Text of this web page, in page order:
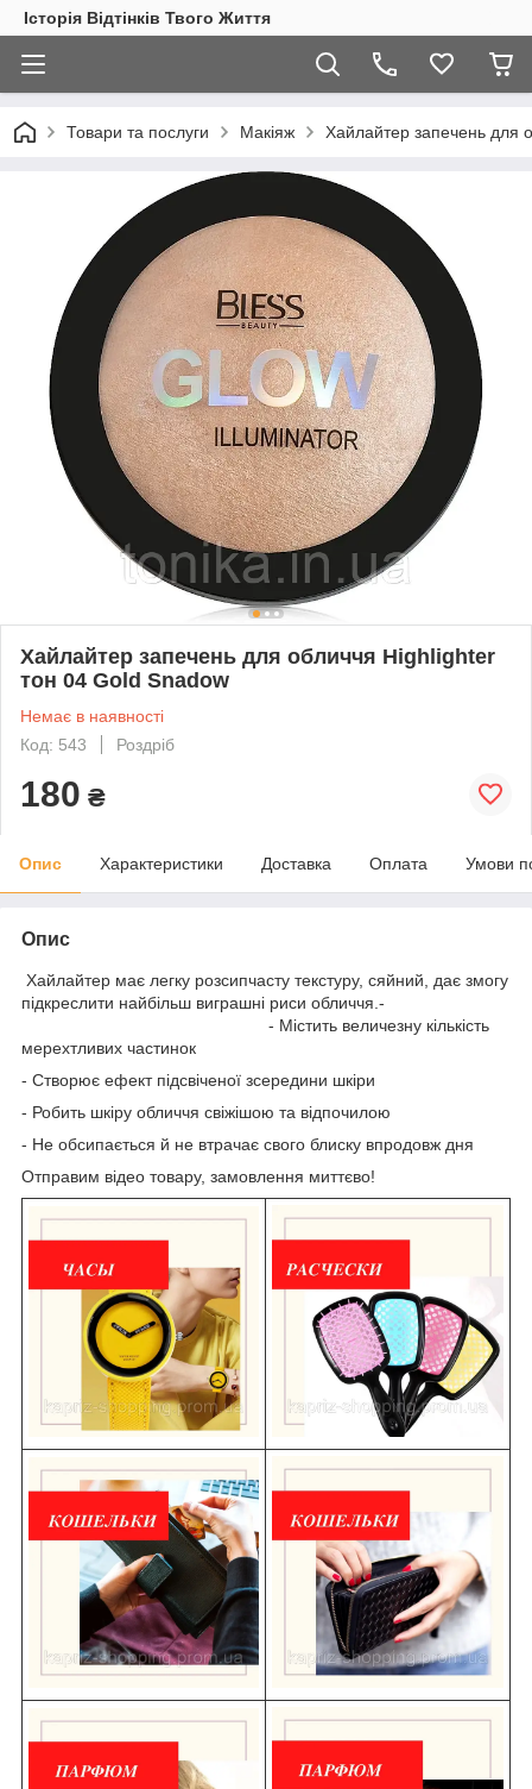
Історія Відтінків Твого Життя
Товари та послуги Макіяж Хайлайтер запечень для
Хайлайтер запечень для обличчя Highlighter
тон 04 Gold Snadow
Немає в наявності
Код: 543
Роздріб
180 ₴
Опис Характеристики Доставка Оплата Умови
Опис
Хайлайтер має легку розсипчасту текстуру, сяйний, дає змогу
підкреслити найбільш виграшні риси обличчя.-
- Містить величезну кількість
мерехтливих частинок
- Створює ефект підсвіченої зсередини шкіри
- Робить шкіру обличчя свіжішою та відпочилою
- Не обсипається й не втрачає свого блиску впродовж дня
Отправим відео товару, замовлення миттєво!